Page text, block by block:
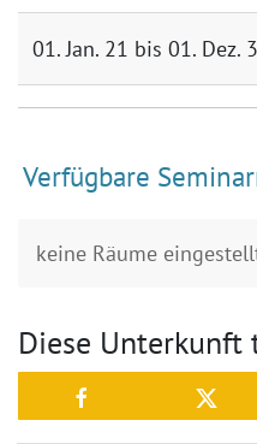
01. Jan. 21 bis 01. Dez.
Verfügbare
keine Räume
Diese Unterkunft